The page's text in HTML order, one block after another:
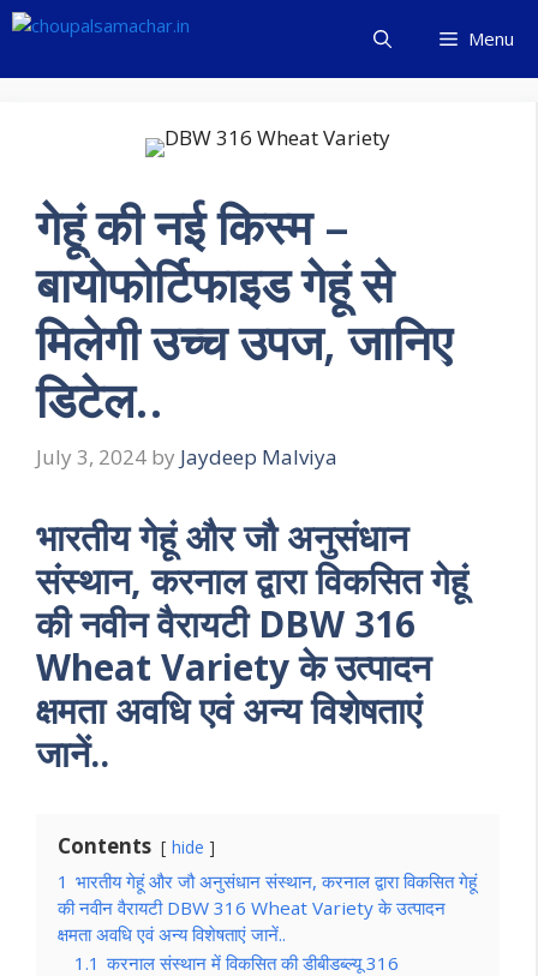
Skip
content
Menu
गेहूं की नई किस्म –
बायोफोर्टिफाइड गेहूं से
मिलेगी उच्च उपज, जानिए
डिटेल..
July 3, 2024 by Jaydeep Malviya
भारतीय गेहूं और जौ अनुसंधान
संस्थान, करनाल द्वारा विकसित गेहूं
की नवीन वैरायटी DBW 316
Wheat Variety के उत्पादन
क्षमता अवधि एवं अन्य विशेषताएं
जानें..
Contents hide
1 भारतीय गेहूं और जौ अनुसंधान संस्थान, करनाल द्वारा विकसित गेहूं
की नवीन वैरायटी DBW 316 Wheat Variety के उत्पादन
क्षमता अवधि एवं अन्य विशेषताएं जानें..
1.1 करनाल संस्थान में विकसित की डीबीडब्ल्यू 316